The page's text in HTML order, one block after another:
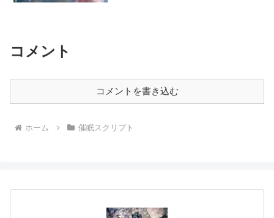
コメント
コメントを書き込む
ホーム 催眠スクリプト